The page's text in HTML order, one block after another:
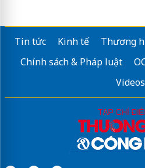
Tin tức Kinh tế Thương
Chính sách & Pháp luật
Videos